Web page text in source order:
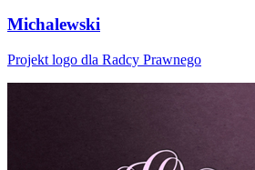
Michalewski
Projekt logo dla Radcy Prawnego